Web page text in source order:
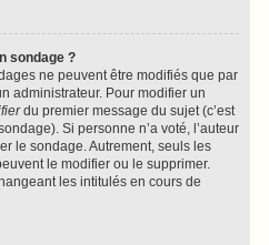
sondage ?
ne peuvent être modifiés que par
administrateur. Pour modifier un
du premier message du sujet (c’est
Si personne n’a voté, l’auteur
le sondage. Autrement, seuls les
le modifier ou le supprimer.
les intitulés en cours de